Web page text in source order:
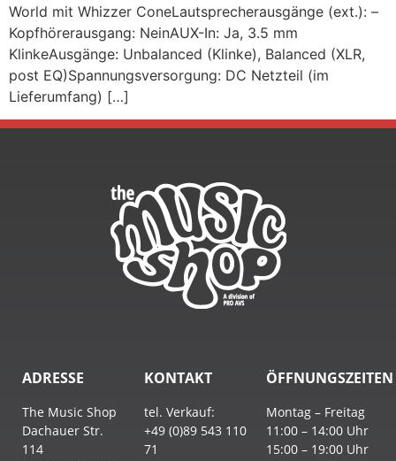
World mit Whizzer ConeLautsprecherausgänge (ext.): –
Kopfhörerausgang: NeinAUX-In: Ja, 3.5 mm
KlinkeAusgänge: Unbalanced (Klinke), Balanced (XLR,
post EQ)Spannungsversorgung: DC Netzteil (im
Lieferumfang) […]
ADRESSE
The Music Shop
Dachauer Str.
114
KONTAKT
tel. Verkauf:
+49 (0)89 543 110
71
ÖFFNUNGSZEITEN
Montag – Freitag
11:00 – 14:00 Uhr
15:00 – 19:00 Uhr